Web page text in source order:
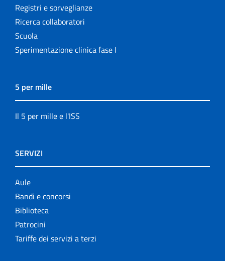
Registri e sorveglianze
Ricerca collaboratori
Scuola
Sperimentazione clinica fase I
5 per mille
Il 5 per mille e l'ISS
SERVIZI
Aule
Bandi e concorsi
Biblioteca
Patrocini
Tariffe dei servizi a terzi